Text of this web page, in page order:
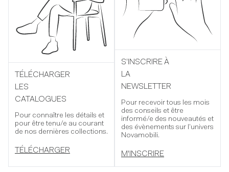
TÉLÉCHARGER
LES
CATALOGUES
Pour connaître les détails et
pour être tenu/e au courant
de nos dernières collections.
TÉLÉCHARGER
S’INSCRIRE À
LA
NEWSLETTER
Pour recevoir tous les mois
des conseils et être
informé/e des nouveautés et
des évènements sur l’univers
Novamobili.
M'INSCRIRE